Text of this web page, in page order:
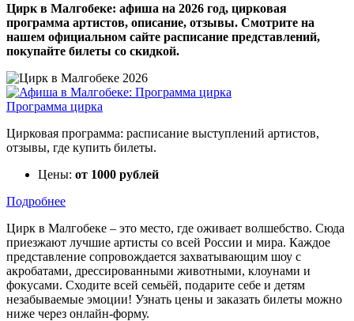
Цирк в Малгобеке: афиша на 2026 год, цирковая
программа артистов, описание, отзывы. Смотрите на
нашем официальном сайте расписание представлений,
покупайте билеты со скидкой.
Программа цирка
Цирковая программа: расписание выступлений артистов,
отзывы, где купить билеты.
Цены: от 1000 рублей
Подробнее
Цирк в Малгобеке – это место, где оживает волшебство. Сюда
приезжают лучшие артисты со всей России и мира. Каждое
представление сопровождается захватывающим шоу с
акробатами, дрессированными животными, клоунами и
фокусами. Сходите всей семьёй, подарите себе и детям
незабываемые эмоции! Узнать цены и заказать билеты можно
ниже через онлайн-форму.